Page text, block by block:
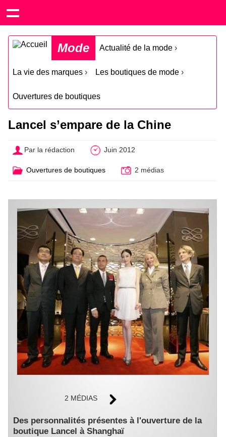
Mode Actualité de la mode ›
La vie des marques › Les boutiques de mode ›
Ouvertures de boutiques
Lancel s’empare de la Chine
Par la rédaction Juin 2012
Ouvertures de boutiques 2 médias
2 MÉDIAS
Des personnalités présentes à l'ouverture de la
boutique Lancel à Shanghaï